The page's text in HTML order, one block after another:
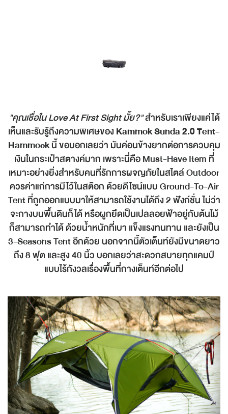
"คุณเชื่อใน Love At First Sight มั้ย?"สำหรับเราเพียงแค่ได้
เห็นและรับรู้ถึงความพิเศษของKammok Sunda 2.0 Tent-
Hammockนี้ ขอบอกเลยว่า มันค่อนข้างยากต่อการควบคุม
เงินในกระเป๋าสตางค์มาก เพราะนี่คือ Must-Have Item ที่
เหมาะอย่างยิ่งสำหรับคนที่รักการผจญภัยในสไตล์ Outdoor
ควรค่าแก่การมีไว้ในสต๊อก ด้วยดีไซน์แบบ Ground-To-Air
Tent ที่ถูกออกแบบมาให้สามารถใช้งานได้ถึง 2 ฟังก์ชั่น ไม่ว่า
จะกางบนพื้นดินก็ได้ หรือผูกยึดเป็นเปลลอยฟ้าอยู่กับต้นไม้
ก็สามารถทำได้ ด้วยน้ำหนักที่เบา แข็งแรงทนทาน และยังเป็น
3-Seasons Tent อีกด้วย นอกจากนี้ตัวเต็นท์ยังมีขนาดยาว
ถึง 8 ฟุต และสูง 40 นิ้ว บอกเลยว่าสะดวกสบายทุกแคมป์
แบบไร้กังวลเรื่องพื้นที่กางเต็นท์อีกต่อไป